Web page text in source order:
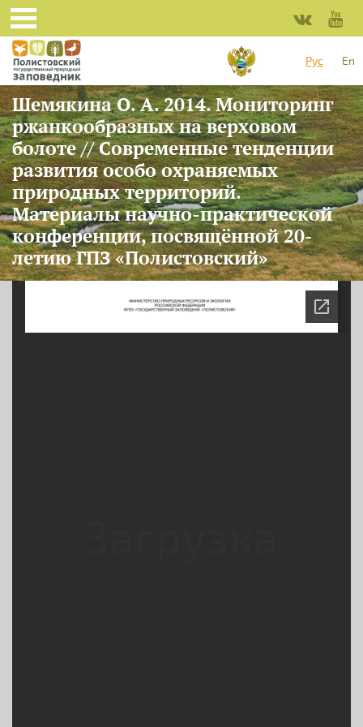
Перейти к основному содержанию
Рус
En
Шемякина О. А. 2014. Мониторинг
ржанкообразных на верховом
болоте // Современные тенденции
развития особо охраняемых
природных территорий.
Материалы научно-практической
конференции, посвящённой 20-
летию ГПЗ «Полистовский»